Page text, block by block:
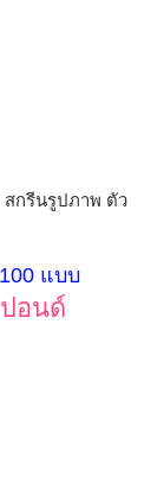
สกรีนรูปภาพ ตัว
แบบ
อนด์